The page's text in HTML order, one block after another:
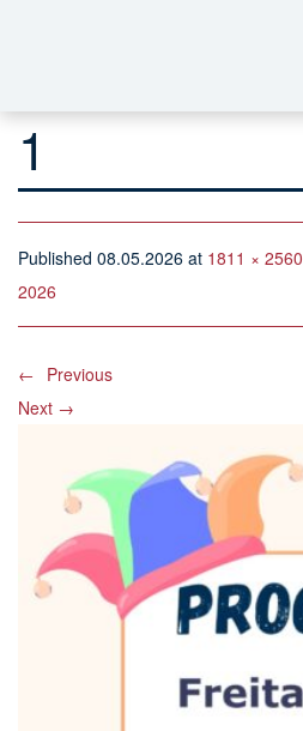
1
Published 08.05.2026 at 1811 × 2560
2026
←
Previous
Next →